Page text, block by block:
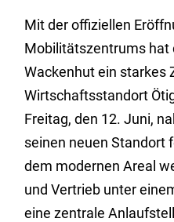
Mit der offiziellen
Mobilitätszentrums hat
Wackenhut ein starkes
Wirtschaftsstandort
Freitag, den 12. Juni,
seinen neuen Standort
dem modernen Areal
und Vertrieb unter
eine zentrale